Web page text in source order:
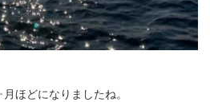
ほどになりましたね。